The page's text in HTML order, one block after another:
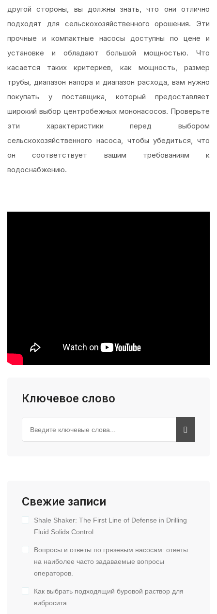
другой стороны, вы должны знать, что они отлично
подходят для сельскохозяйственного орошения. Эти
прочные и компактные насосы доступны по цене и
установке и обладают большой мощностью. Что
касается таких критериев, как мощность, размер
трубы, диапазон напора и диапазон расхода, вам нужно
покупать у поставщика, который предоставляет
широкий выбор центробежных мононасосов. Проверьте
эти характеристики перед выбором
сельскохозяйственного насоса, чтобы убедиться, что
он соответствует вашим требованиям к
водоснабжению.
Ключевое слово
Свежие записи
Shale Shaker: The First Line of Defense in Drilling
Fluid Solids Control
Вопросы и ответы по грязевым насосам: ответы
на наиболее часто задаваемые вопросы
операторов.
Как выбрать подходящий буровой раствор для
вибросита